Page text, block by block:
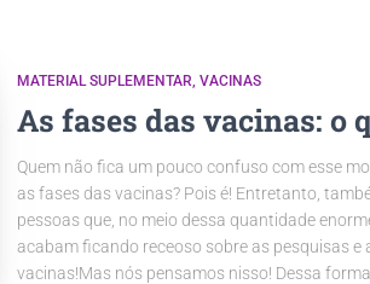
MATERIAL SUPLEMENTAR VACINAS
As fases das vacinas: o
Quem não fica um pouco confuso com esse
as fases das vacinas? Pois é! Entretanto,
pessoas que, no meio dessa quantidade
acabam ficando receoso sobre as pesquisas e
vacinas!Mas nós pensamos nisso! Dessa